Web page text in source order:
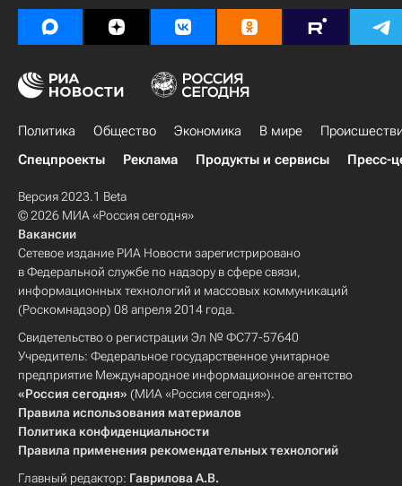
Политика Общество Экономика В мире
Спецпроекты
Реклама Продукты и сервисы Пресс-
Версия 2023.1 Beta
© 2026 МИА «Россия сегодня»
Вакансии
Сетевое издание РИА Новости зарегистрировано
в Федеральной службе по надзору в сфере связи,
информационных технологий и массовых коммуникаций
(Роскомнадзор) 08 апреля 2014 года.
Свидетельство о регистрации Эл № ФС77-57640
Учредитель: Федеральное государственное унитарное
предприятие Международное информационное агентство
«Россия сегодня» (МИА «Россия сегодня»).
Правила использования материалов
Политика конфиденциальности
Правила применения рекомендательных технологий
Главный редактор: Гаврилова А.В.